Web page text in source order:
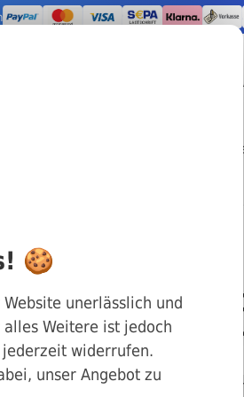
mit
400431012
Stückweise
🍪
unerlässlich und
Weitere ist jedoch
widerrufen.
unser Angebot zu